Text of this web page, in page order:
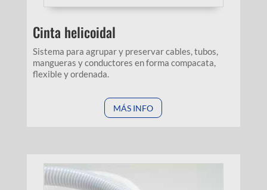
Cinta helicoidal
Sistema para agrupar y preservar cables, tubos,
mangueras y conductores en forma compacata,
flexible y ordenada.
MÁS INFO